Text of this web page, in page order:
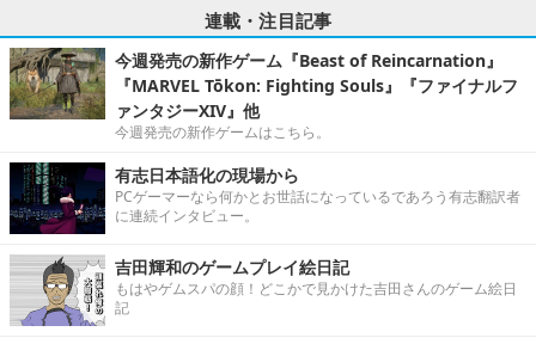
連載・注目記事
今週発売の新作ゲーム『Beast of Reincarnation』
『MARVEL Tōkon: Fighting Souls』『ファイナルフ
ァンタジーXIV』他
今週発売の新作ゲームはこちら。
有志日本語化の現場から
PCゲーマーなら何かとお世話になっているであろう有志翻訳者
に連続インタビュー。
吉田輝和のゲームプレイ絵日記
もはやゲムスパの顔！どこかで見かけた吉田さんのゲーム絵日
記